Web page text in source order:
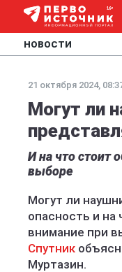
НОВОСТИ
21 октября 2024,
Могут ли
И на что стоит
выборе
Могут ли
опасность и на
внимание при
Спутник
Муртазин.